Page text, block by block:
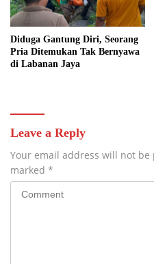
Diduga Gantung Diri, Seorang
Pria Ditemukan Tak Bernyawa
di Labanan Jaya
Leave a Reply
Your email address will not be
marked *